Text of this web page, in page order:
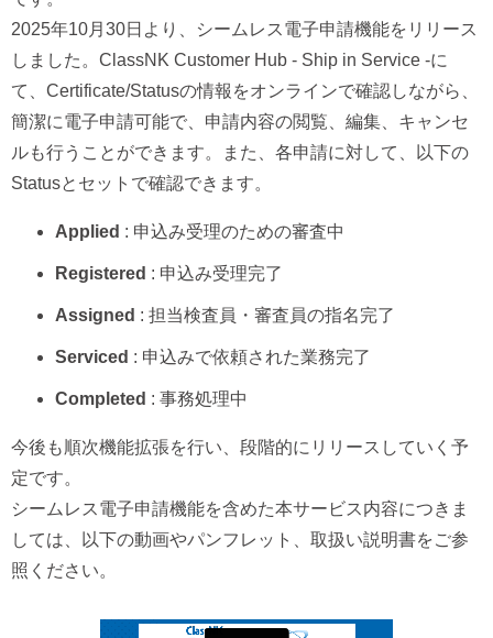
2025年10月30日より、シームレス電子申請機能をリリース
しました。ClassNK Customer Hub - Ship in Service -に
て、Certificate/Statusの情報をオンラインで確認しながら、
簡潔に電子申請可能で、申請内容の閲覧、編集、キャンセ
ルも行うことができます。また、各申請に対して、以下の
Statusとセットで確認できます。
Applied : 申込み受理のための審査中
Registered : 申込み受理完了
Assigned : 担当検査員・審査員の指名完了
Serviced : 申込みで依頼された業務完了
Completed : 事務処理中
今後も順次機能拡張を行い、段階的にリリースしていく予
定です。
シームレス電子申請機能を含めた本サービス内容につきま
しては、以下の動画やパンフレット、取扱い説明書をご参
照ください。